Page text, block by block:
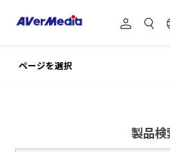
製品検